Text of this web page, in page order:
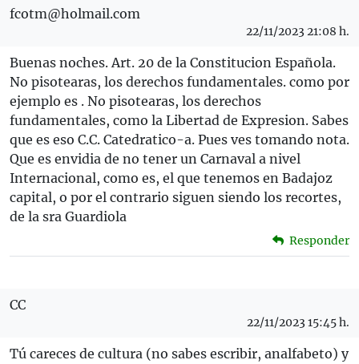
fcotm@holmail.com
22/11/2023 21:08 h.
Buenas noches. Art. 20 de la Constitucion Española.
No pisotearas, los derechos fundamentales. como por
ejemplo es . No pisotearas, los derechos
fundamentales, como la Libertad de Expresion. Sabes
que es eso C.C. Catedratico-a. Pues ves tomando nota.
Que es envidia de no tener un Carnaval a nivel
Internacional, como es, el que tenemos en Badajoz
capital, o por el contrario siguen siendo los recortes,
de la sra Guardiola
Responder
CC
22/11/2023 15:45 h.
Tú careces de cultura (no sabes escribir, analfabeto) y